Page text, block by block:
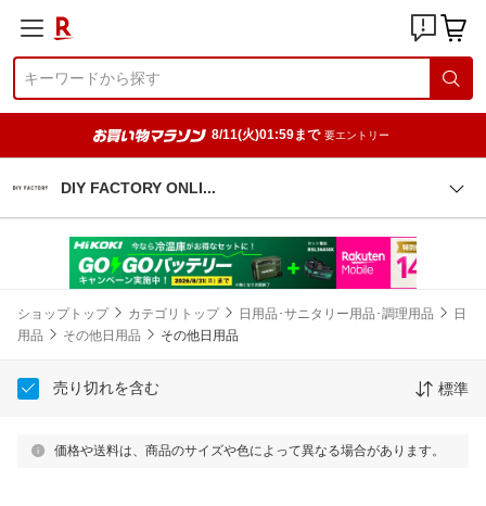
8/11(火)01:59まで 要エントリー
DIY FACTORY ONLI
ショップトップ カテゴリトップ 日用品･サニタリー用品･調理用品
日
用品
その他日用品 その他日用品
売り切れを含む 標準
価格や送料は、商品のサイズや色によって異なる場合があります。